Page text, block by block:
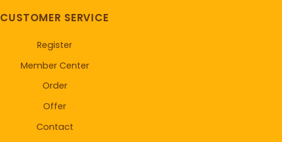
CUSTOMER SERVICE
Register
Member Center
Order
Offer
Contact